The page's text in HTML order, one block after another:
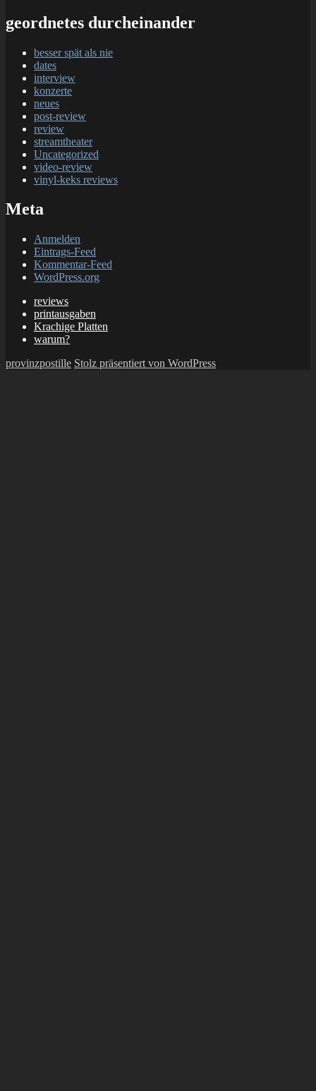
geordnetes durcheinander
besser spät als nie
dates
interview
konzerte
neues
post-review
review
streamtheater
Uncategorized
video-review
vinyl-keks reviews
Meta
Anmelden
Eintrags-Feed
Kommentar-Feed
WordPress.org
reviews
printausgaben
Krachige Platten
warum?
provinzpostille Stolz präsentiert von WordPress